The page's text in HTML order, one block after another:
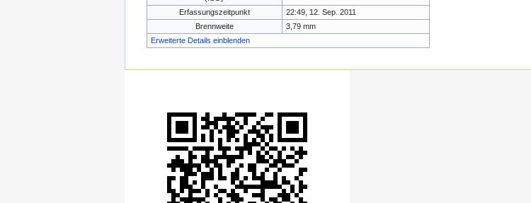
Erfassungszeitpunkt
22:49, 12. Sep. 2011
Brennweite
3,79 mm
Erweiterte Details einblenden